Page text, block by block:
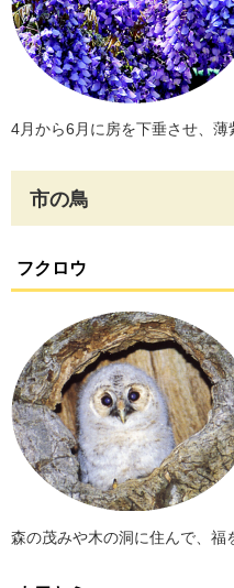
4月から6月に房を下垂させ、薄
市の鳥
フクロウ
森の茂みや木の洞に住んで、福